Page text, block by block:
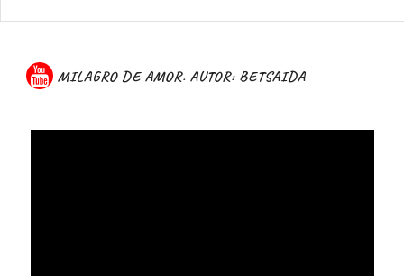
MILAGRO DE AMOR. AUTOR: BETSAIDA